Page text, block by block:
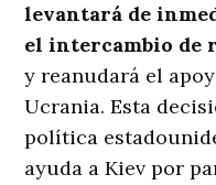
levantará de
el intercambio de
y reanudará el
Ucrania. Esta
política
ayuda a Kiev por